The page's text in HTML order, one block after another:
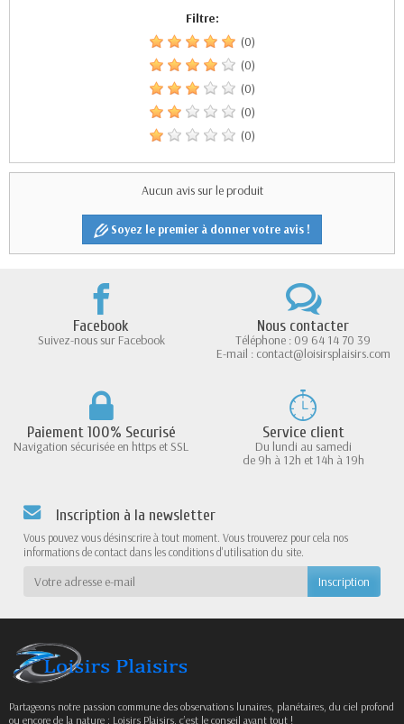
Filtre:
(0)
(0)
(0)
(0)
(0)
Aucun avis sur le produit
Soyez le premier à donner votre avis !
Facebook
Suivez-nous sur Facebook
Nous contacter
Téléphone : 09 64 14 70 39
E-mail : contact@loisirsplaisirs.com
Paiement 100% Securisé
Navigation sécurisée en https et SSL
Service client
Du lundi au samedi
de 9h à 12h et 14h à 19h
Inscription à la newsletter
Vous pouvez vous désinscrire à tout moment. Vous trouverez pour cela nos
informations de contact dans les conditions d'utilisation du site.
Partageons notre passion commune des observations lunaires, planétaires, du ciel profond
ou encore de la nature : Loisirs Plaisirs, c’est le conseil avant tout !